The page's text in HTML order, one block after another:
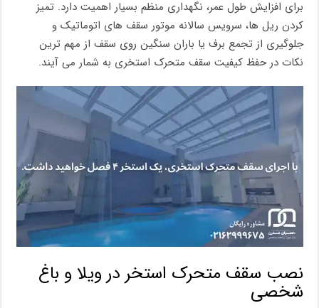
برای افزایش طول عمر، نگهداری منظم بسیار اهمیت دارد. تمیز
کردن ریل ها، سرویس سالانه موتور سقف های اتوماتیک و
جلوگیری از تجمع برف یا باران سنگین روی سقف از مهم ترین
نکات در حفظ کیفیت سقف متحرک استخری به شمار می آیند.
نصب سقف متحرک استخر در ویلا و باغ
شخصی